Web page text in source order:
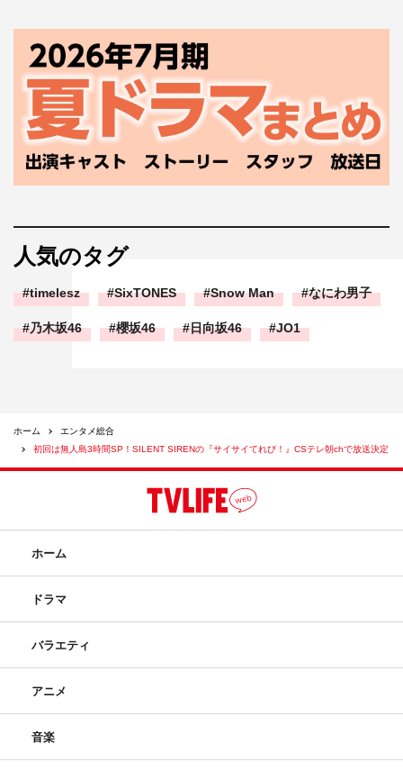
人気のタグ
timelesz SixTONES Snow Man なにわ男子
乃木坂46 櫻坂46 日向坂46 JO1
ホーム
エンタメ総合
初回は無人島3時間SP！SILENT SIRENの『サイサイてれび！』CSテレ朝chで放送決定
ホーム
ドラマ
バラエティ
アニメ
音楽